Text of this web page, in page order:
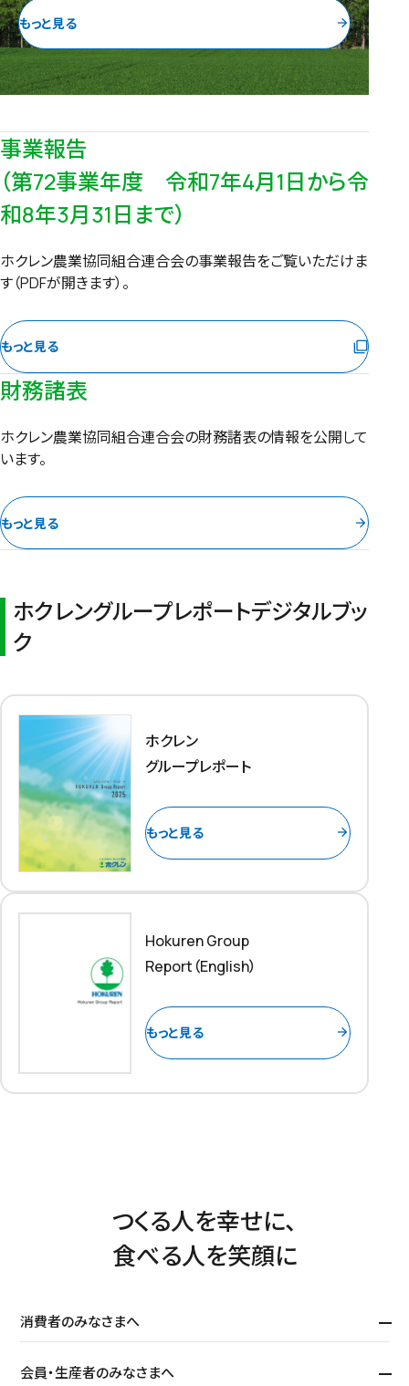
もっと見る arrow_forward
事業報告
（第72事業年度 令和7年4月1日から令
和8年3月31日まで）
ホクレン農業協同組合連合会の事業報告をご覧いただけま
す（PDFが開きます）。
もっと見る filter_none
財務諸表
ホクレン農業協同組合連合会の財務諸表の情報を公開して
います。
もっと見る arrow_forward
ホクレングループレポートデジタルブッ
ク
ホクレン
グループレポート
もっと見る arrow_forward
Hokuren Group
Report（English）
もっと見る arrow_forward
つくる人を幸せに、
食べる人を笑顔に
消費者のみなさまへ
会員・生産者のみなさまへ